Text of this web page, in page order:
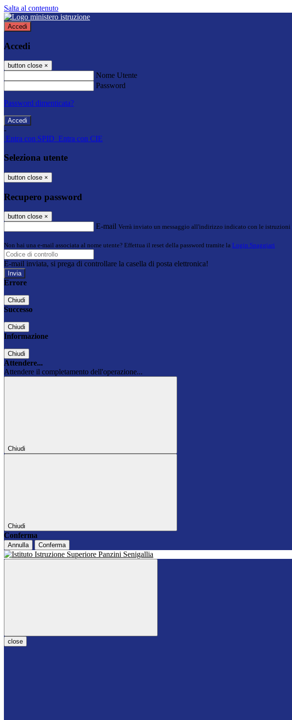
Salta al contenuto
Accedi
Accedi
button close ×
Nome Utente
Password
Password dimenticata?
-
Entra con SPID Entra con CIE
Seleziona utente
button close ×
Recupero password
button close ×
E-mail Verrà inviato un messaggio all'indirizzo indicato con le istruzioni
Non hai una e-mail associata al nome utente? Effettua il reset della password tramite la Login Spaggiari
E-mail inviata, si prega di controllare la casella di posta elettronica!
Errore
Chiudi
Successo
Chiudi
Informazione
Chiudi
Attendere...
Attendere il completamento dell'operazione...
Chiudi
Chiudi
Conferma
Annulla Conferma
close